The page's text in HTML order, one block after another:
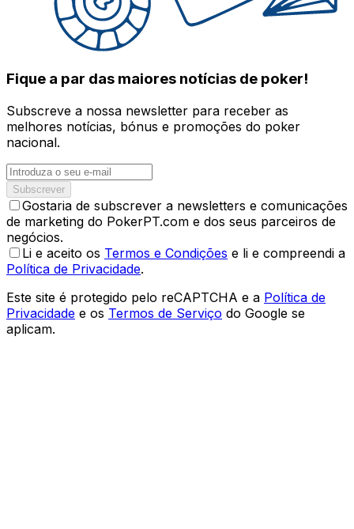
Fique a par das maiores notícias de poker!
Subscreve a nossa newsletter para receber as
melhores notícias, bónus e promoções do poker
nacional.
Subscrever
Gostaria de subscrever a newsletters e comunicações
de marketing do PokerPT.com e dos seus parceiros de
negócios.
Li e aceito os Termos e Condições e li e compreendi a
Política de Privacidade.
Este site é protegido pelo reCAPTCHA e a Política de
Privacidade e os Termos de Serviço do Google se
aplicam.